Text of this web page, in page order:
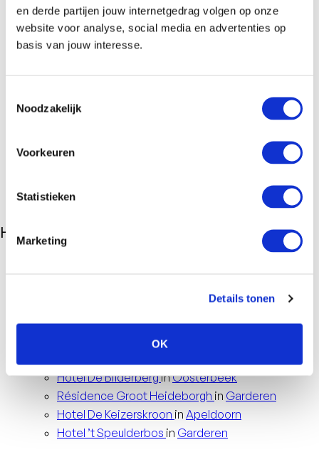
en derde partijen jouw internetgedrag volgen op onze
website voor analyse, social media en advertenties op
basis van jouw interesse.
Noodzakelijk
Voorkeuren
Statistieken
Marketing
Details tonen
OK
Mehr zu diesem Standort
Hotels
Rotterdam
EuropaHotel ScheveningeninScheveningen
HotelDe BilderberginOosterbeek
Résidence Groot Heideborgh in Garderen
Hotel De Keizerskroon in Apeldoorn
Hotel ’t Speulderbos in Garderen